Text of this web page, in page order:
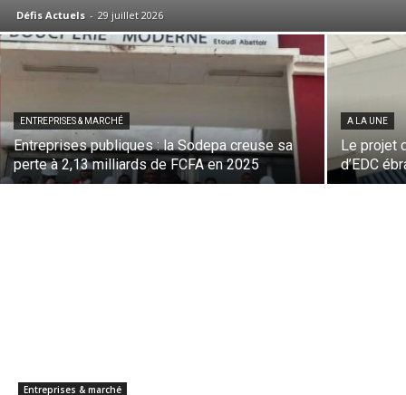
Défis Actuels - 29 juillet 2026
ENTREPRISES & MARCHÉ
Entreprises publiques : la Sodepa creuse sa
perte à 2,13 milliards de FCFA en 2025
A LA UNE
Le projet
d’EDC
Entreprises & marché